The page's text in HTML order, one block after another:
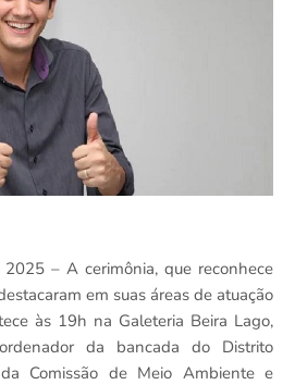
– A cerimônia, que reconhece
em suas áreas de atuação
às 19h na Galeteria Beira Lago,
da bancada do Distrito
Comissão de Meio Ambiente e